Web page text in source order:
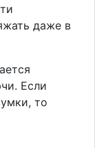
даже в
Если
то